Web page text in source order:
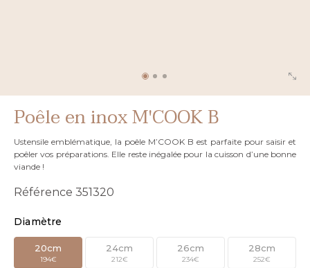
Poêle en inox M'COOK B
Ustensile emblématique, la poêle M’COOK B est parfaite pour saisir et
poêler vos préparations. Elle reste inégalée pour la cuisson d’une bonne
viande !
Référence 351320
Diamètre
20cm
194€
24cm
212€
26cm
234€
28cm
252€